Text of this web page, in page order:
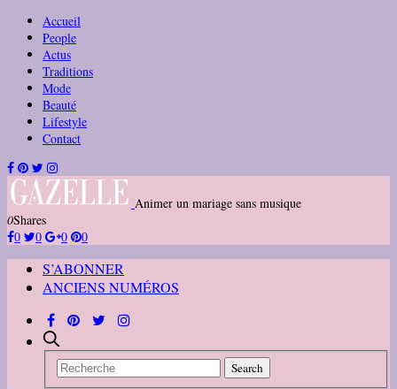
Accueil
People
Actus
Traditions
Mode
Beauté
Lifestyle
Contact
Animer un mariage sans musique
0Shares
0
0 0 0
S’ABONNER
ANCIENS NUMÉROS